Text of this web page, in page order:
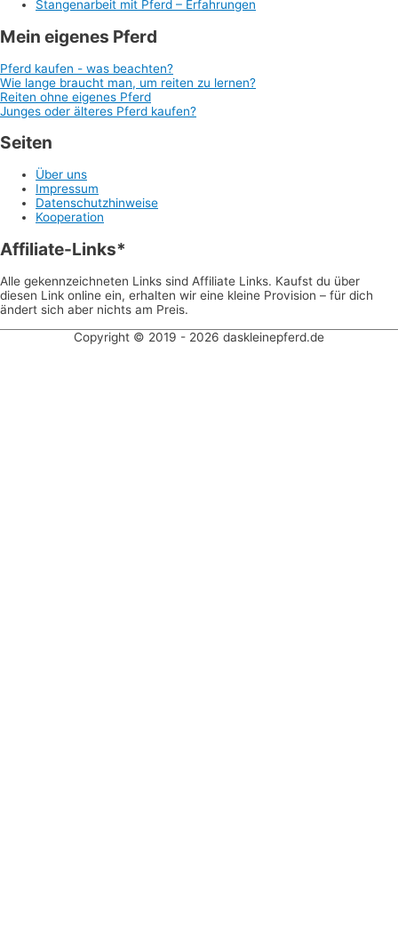
Stangenarbeit mit Pferd – Erfahrungen
Mein eigenes Pferd
Pferd kaufen - was beachten?
Wie lange braucht man, um reiten zu lernen?
Reiten ohne eigenes Pferd
Junges oder älteres Pferd kaufen?
Seiten
Über uns
Impressum
Datenschutzhinweise
Kooperation
Affiliate-Links*
Alle gekennzeichneten Links sind Affiliate Links. Kaufst du über
diesen Link online ein, erhalten wir eine kleine Provision – für dich
ändert sich aber nichts am Preis.
Copyright © 2019 - 2026 daskleinepferd.de